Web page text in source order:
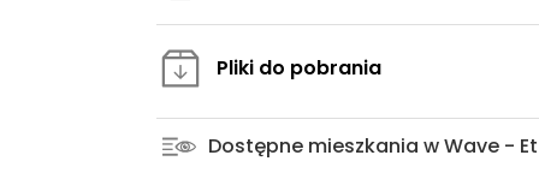
Pliki do pobrania
Dostępne mieszkania w Wave -